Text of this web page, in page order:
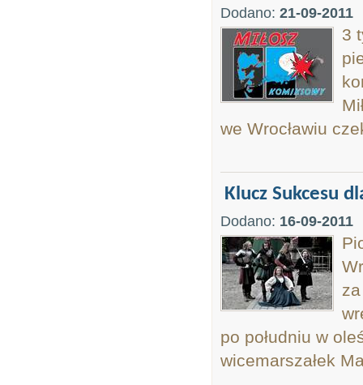
Dodano: 21-09-2011
3
we Wrocławiu
Klucz Sukcesu
Dodano: 16-09-2011
po południu w
wicemarszałek